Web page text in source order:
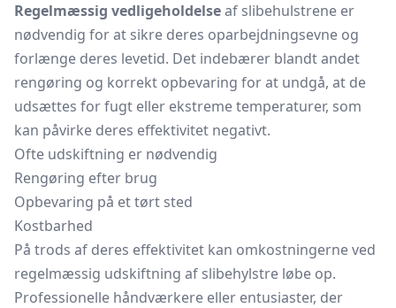
Regelmæssig vedligeholdelseaf slibehulstrene er
nødvendig for at sikre deres oparbejdningsevne og
forlænge deres levetid. Det indebærer blandt andet
rengøring og korrekt opbevaring for at undgå, at de
udsættes for fugt eller ekstreme temperaturer, som
kan påvirke deres effektivitet negativt.
Ofte udskiftning er nødvendig
Rengøring efter brug
Opbevaring på et tørt sted
Kostbarhed
På trods af deres effektivitet kan omkostningerne ved
regelmæssig udskiftning af slibehylstre løbe op.
Professionelle håndværkere eller entusiaster, der